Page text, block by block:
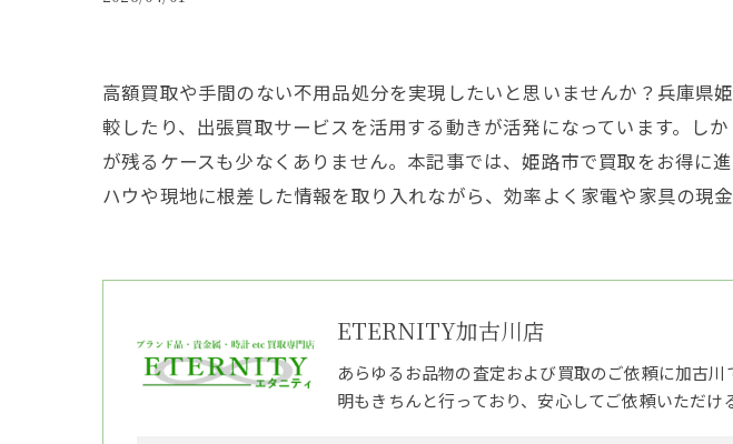
高額買取や手間のない不用品処分を実現したいと思いませんか？兵庫
較したり、出張買取サービスを活用する動きが活発になっています。し
が残るケースも少なくありません。本記事では、姫路市で買取をお得に
ハウや現地に根差した情報を取り入れながら、効率よく家電や家具の現
ETERNITY加古川店
あらゆるお品物の査定および買取のご依頼に加古
明もきちんと行っており、安心してご依頼いただけ